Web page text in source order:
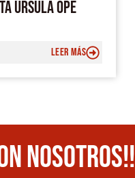
ÚRSULA OPE
LEER MÁS
NOSOTROS!!